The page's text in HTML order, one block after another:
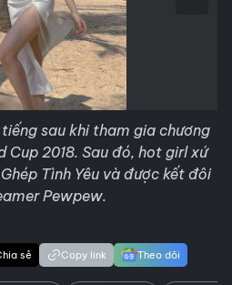
sau khi tham gia chương
Cup 2018. Sau đó, hot girl xứ
Tình Yêu và được kết đôi
Pewpew.
sẻ Copy link Theo dõi